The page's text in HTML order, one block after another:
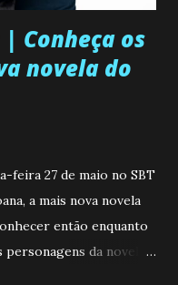
Conheça os
novela do
feira 27 de maio no SBT
a mais nova novela
então enquanto
personagens da novela?